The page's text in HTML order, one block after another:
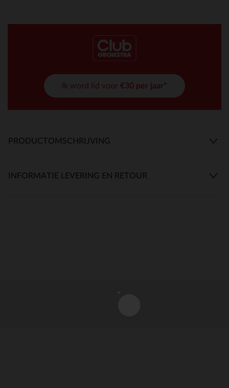
Ik word lid voor €30 per jaar*
PRODUCTOMSCHRIJVING
INFORMATIE LEVERING EN RETOUR